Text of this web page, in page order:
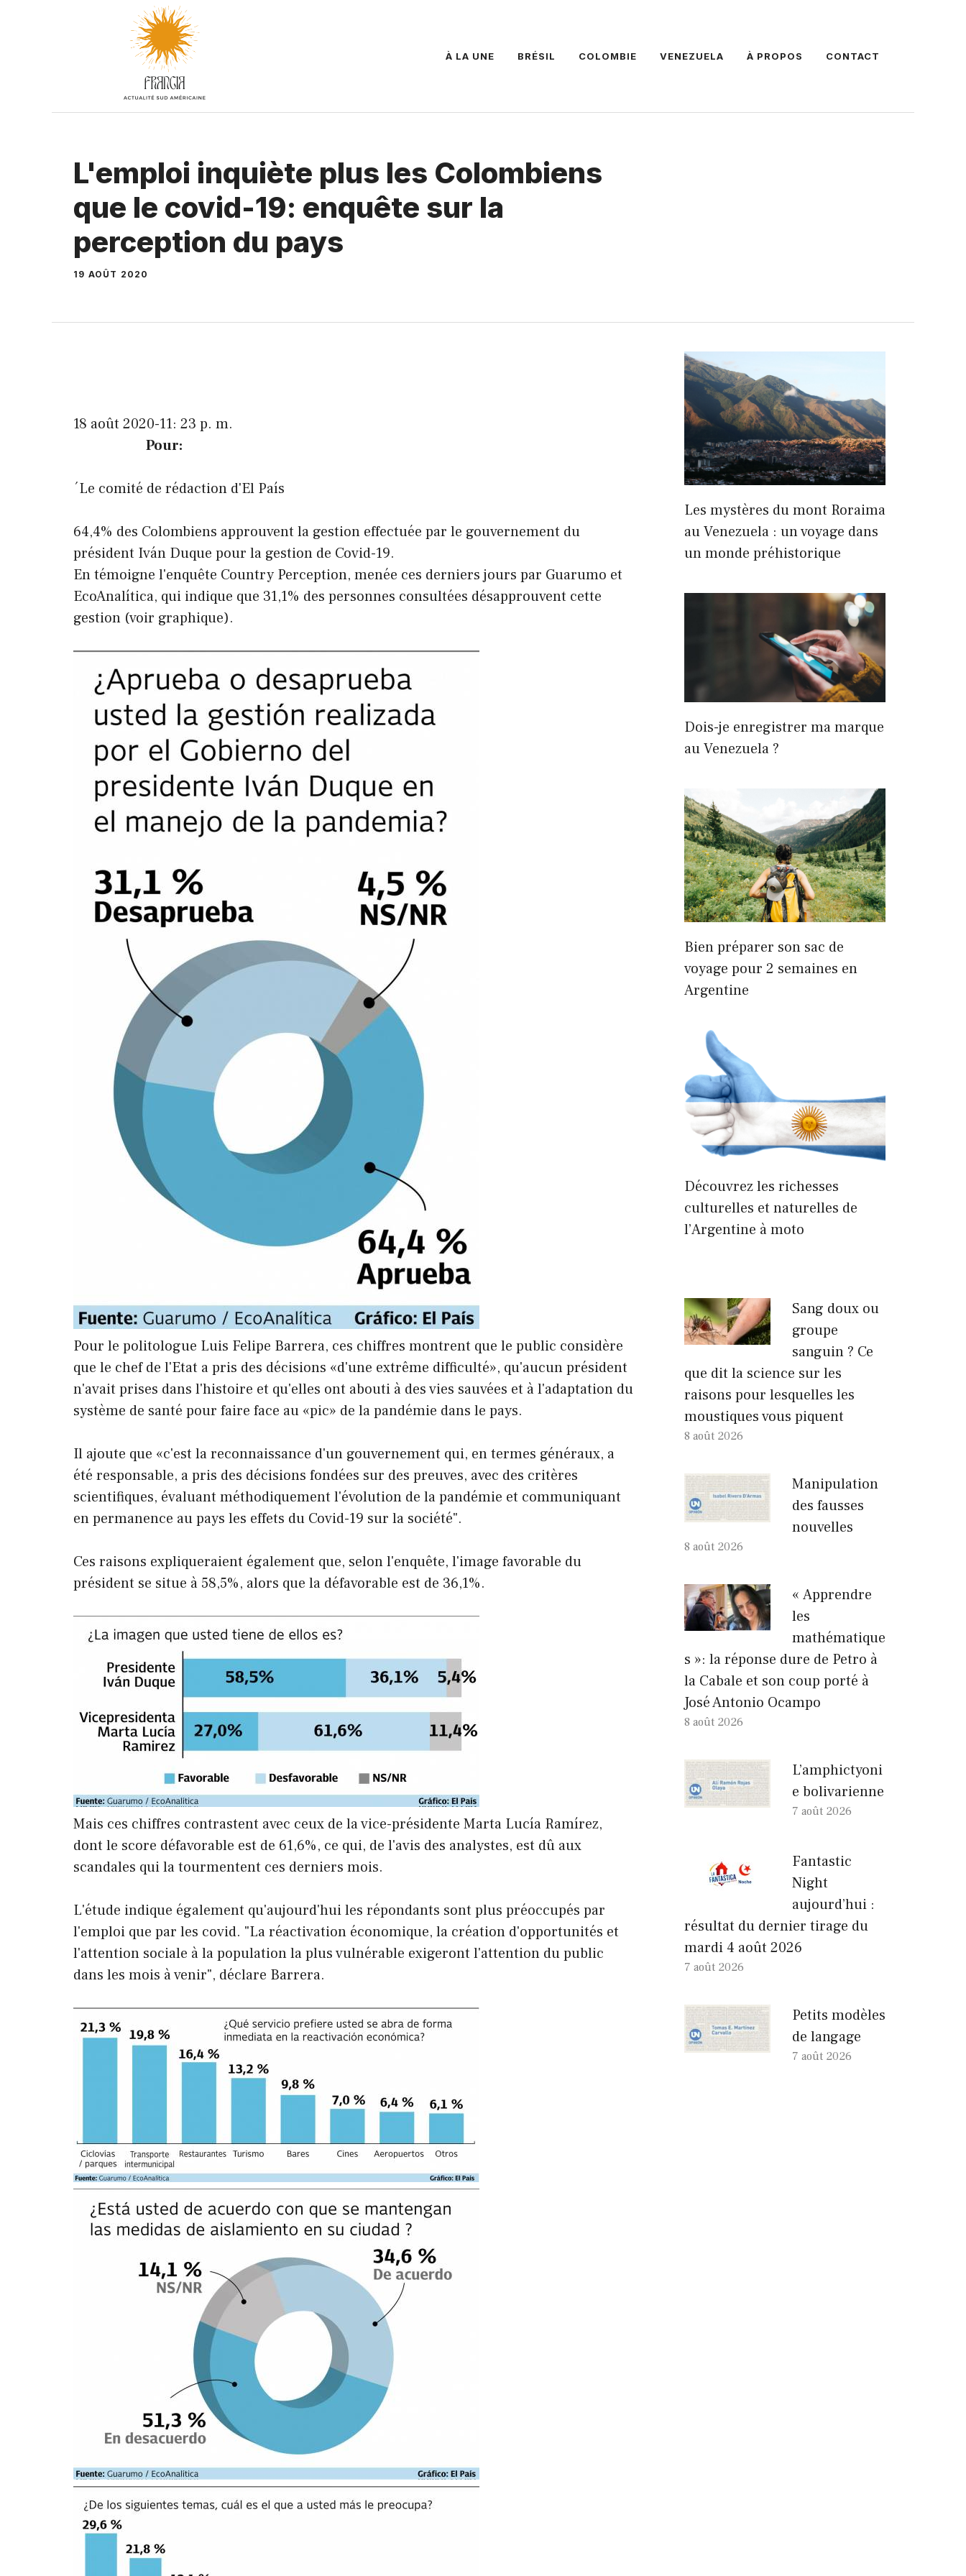
À LA UNE BRÉSIL COLOMBIE VENEZUELA À PROPOS CONTACT
L'emploi inquiète plus les Colombiens
que le covid-19: enquête sur la
perception du pays
19 AOÛT 2020
18 août 2020-11: 23 p. m.
Pour:
´Le comité de rédaction d'El País
64,4% des Colombiens approuvent la gestion effectuée par le gouvernement du
président Iván Duque pour la gestion de Covid-19.
En témoigne l'enquête Country Perception, menée ces derniers jours par Guarumo et
EcoAnalítica, qui indique que 31,1% des personnes consultées désapprouvent cette
gestion (voir graphique).
Pour le politologue Luis Felipe Barrera, ces chiffres montrent que le public considère
que le chef de l'Etat a pris des décisions «d'une extrême difficulté», qu'aucun président
n'avait prises dans l'histoire et qu'elles ont abouti à des vies sauvées et à l'adaptation du
système de santé pour faire face au «pic» de la pandémie dans le pays.
Il ajoute que «c'est la reconnaissance d'un gouvernement qui, en termes généraux, a
été responsable, a pris des décisions fondées sur des preuves, avec des critères
scientifiques, évaluant méthodiquement l'évolution de la pandémie et communiquant
en permanence au pays les effets du Covid-19 sur la société".
Ces raisons expliqueraient également que, selon l'enquête, l'image favorable du
président se situe à 58,5%, alors que la défavorable est de 36,1%.
Mais ces chiffres contrastent avec ceux de la vice-présidente Marta Lucía Ramírez,
dont le score défavorable est de 61,6%, ce qui, de l'avis des analystes, est dû aux
scandales qui la tourmentent ces derniers mois.
L'étude indique également qu'aujourd'hui les répondants sont plus préoccupés par
l'emploi que par les covid. "La réactivation économique, la création d'opportunités et
l'attention sociale à la population la plus vulnérable exigeront l'attention du public
dans les mois à venir", déclare Barrera.
Les mystères du mont Roraima
au Venezuela : un voyage dans
un monde préhistorique
Dois-je enregistrer ma marque
au Venezuela ?
Bien préparer son sac de
voyage pour 2 semaines en
Argentine
Découvrez les richesses
culturelles et naturelles de
l’Argentine à moto
Sang doux ou
groupe
sanguin ? Ce
que dit la science sur les
raisons pour lesquelles les
moustiques vous piquent
8 août 2026
Manipulation
des fausses
nouvelles
8 août 2026
« Apprendre
les
mathématique
s »: la réponse dure de Petro à
la Cabale et son coup porté à
José Antonio Ocampo
8 août 2026
L’amphictyoni
e bolivarienne
7 août 2026
Fantastic
Night
aujourd’hui :
résultat du dernier tirage du
mardi 4 août 2026
7 août 2026
Petits modèles
de langage
7 août 2026